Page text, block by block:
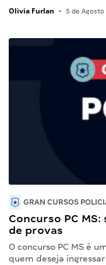
Olivia Furlan • 5 de Agosto
GRAN CURSOS
Concurso PC
de provas
O concurso PC MS é
quem deseja